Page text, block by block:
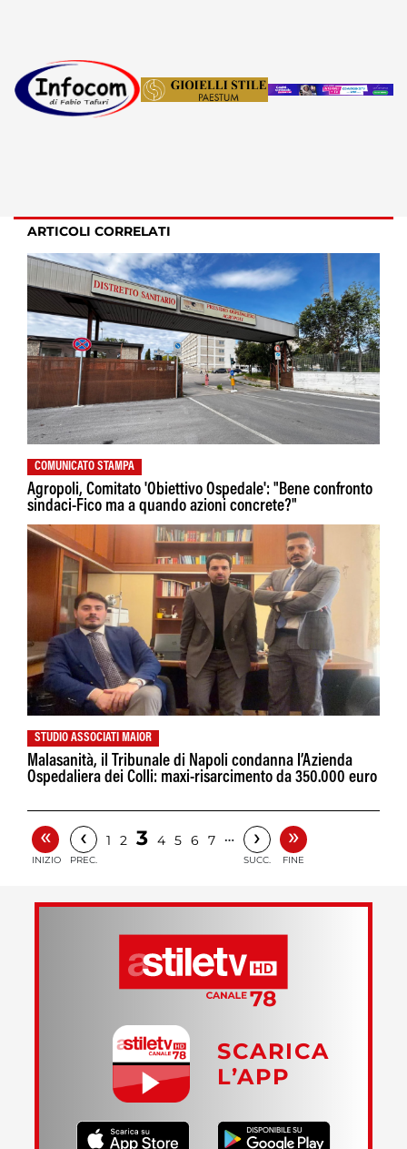
ARTICOLI CORRELATI
COMUNICATO STAMPA
Agropoli, Comitato 'Obiettivo Ospedale': "Bene confronto
sindaci-Fico ma a quando azioni concrete?"
STUDIO ASSOCIATI MAIOR
Malasanità, il Tribunale di Napoli condanna l’Azienda
Ospedaliera dei Colli: maxi-risarcimento da 350.000 euro
«
INIZIO
‹
PREC.
1 2 3 4 5 6 7 … ›
SUCC.
»
FINE
SCARICA
L’APP